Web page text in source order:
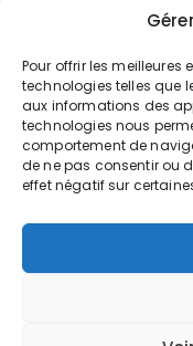
Pour offrir les meilleures
technologies telles que
aux informations des
technologies nous
comportement de
de ne pas consentir ou
effet négatif sur
GO